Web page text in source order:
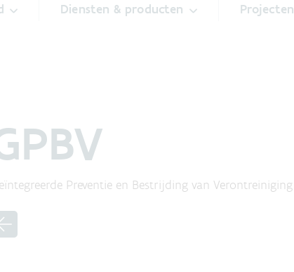
Diensten & producten Projecten
Preventie en Bestrijding van Verontreiniging